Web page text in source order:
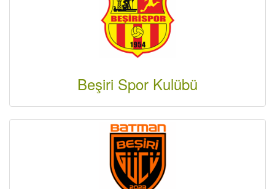
Beşiri Spor Kulübü